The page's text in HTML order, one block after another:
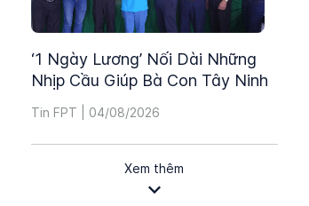
‘1 Ngày Lương’ Nối Dài Những
Nhịp Cầu Giúp Bà Con Tây Ninh
Tin FPT | 04/08/2026
Xem thêm